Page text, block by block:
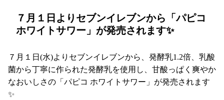
７月１日よりセブンイレブンから「パピコ
ホワイトサワー」が発売されます✨
７月１日(水)よりセブンイレブンから、発酵乳1.2倍、乳酸
菌から丁寧に作られた発酵乳を使用し、甘酸っぱく爽やか
なおいしさの「パピコ ホワイトサワー」が発売されます
✨